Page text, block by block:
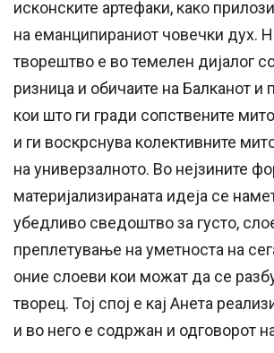
исконските артефаки, како
на еманципираниот човечки дух.
творештво е во темелен дијалог
ризница и обичаите на Балканот и
кои што ги гради сопствените
и ги воскрснува колективните
на универзалното. Во нејзините
материјализираната идеја се
убедливо сведоштво за густо,
преплетување на уметноста на
оние слоеви кои можат да се
творец. Тој спој е кај Анета
и во него е содржан и одговорот